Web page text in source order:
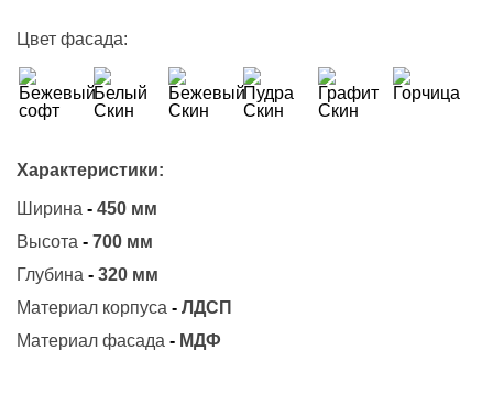
Цвет фасада:
Характеристики:
Ширина - 450 мм
Высота - 700 мм
Глубина - 320 мм
Материал корпуса - ЛДСП
Материал фасада - МДФ